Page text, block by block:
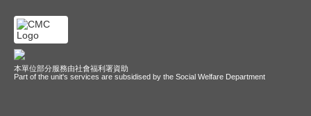
本單位部分服務由社會福利署資助
Part of the unit's services are subsidised by the Social Welfare Department